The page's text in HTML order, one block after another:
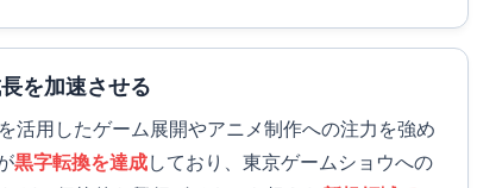
を加速させる
活用したゲーム展開やアニメ制作への注力を強め
黒字転換を達成しており、東京ゲームショウへの